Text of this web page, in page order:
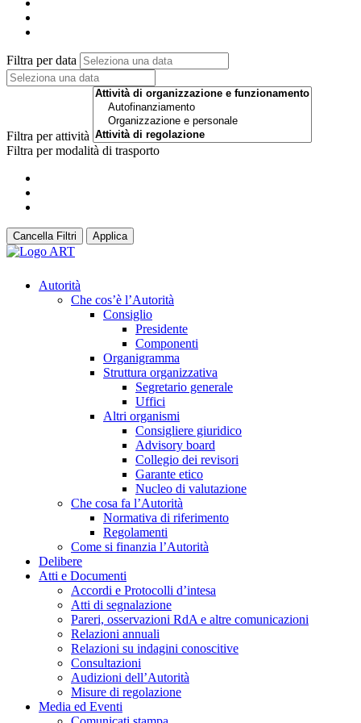
Filtra per data
Filtra per attività
Filtra per modalità di trasporto
Cancella Filtri Applica
Autorità
Che cos’è l’Autorità
Consiglio
Presidente
Componenti
Organigramma
Struttura organizzativa
Segretario generale
Uffici
Altri organismi
Consigliere giuridico
Advisory board
Collegio dei revisori
Garante etico
Nucleo di valutazione
Che cosa fa l’Autorità
Normativa di riferimento
Regolamenti
Come si finanzia l’Autorità
Delibere
Atti e Documenti
Accordi e Protocolli d’intesa
Atti di segnalazione
Pareri, osservazioni RdA e altre comunicazioni
Relazioni annuali
Relazioni su indagini conoscitive
Consultazioni
Audizioni dell’Autorità
Misure di regolazione
Media ed Eventi